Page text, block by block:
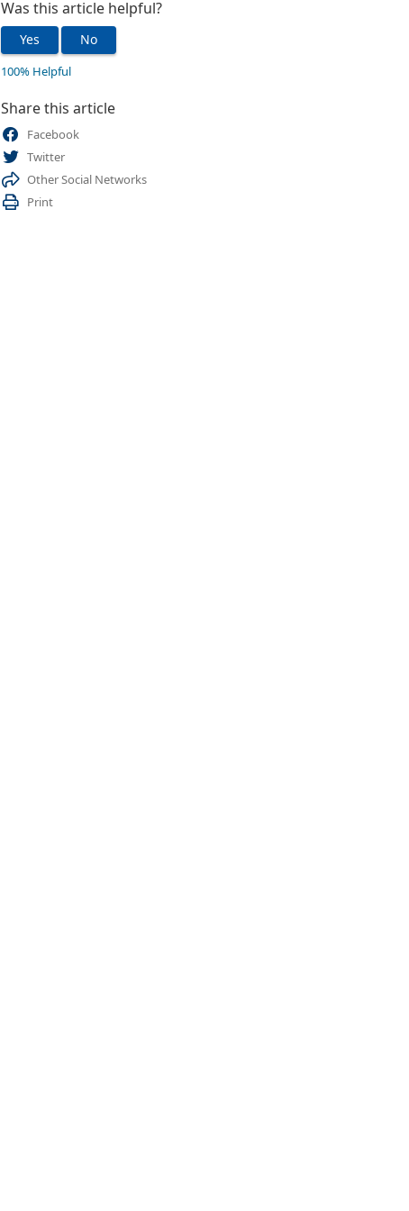
Was this article helpful?
Yes No
100% Helpful
Share this article
Facebook
Twitter
Other Social Networks
Print